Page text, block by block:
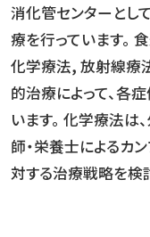
消化管センターとし
療を行っています。
化学療法, 放射線療
的治療によって、各
います。 化学療法は
師・栄養士によるカ
対する治療戦略を検